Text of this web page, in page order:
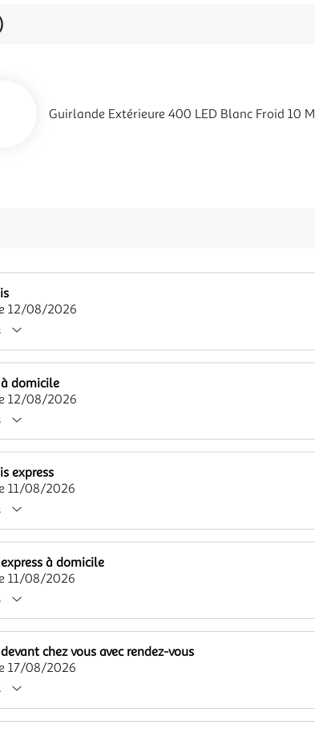
Guirlande Extérieure 400 LED Blanc Froid 10 M
12/08/2026
domicile
12/08/2026
express
11/08/2026
à domicile
11/08/2026
chez vous avec rendez-vous
17/08/2026